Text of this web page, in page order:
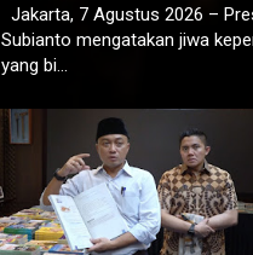
Jakarta, 7 Agustus 2026 –
Subianto mengatakan jiwa
yang bi...